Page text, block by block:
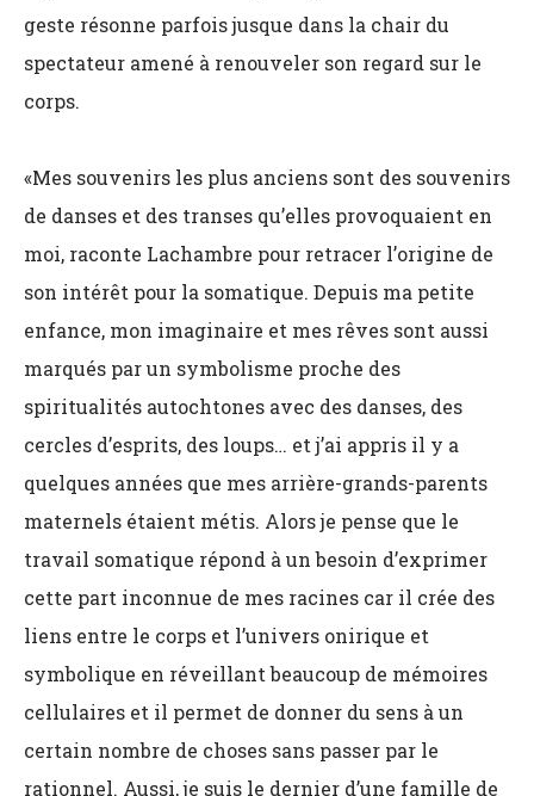
geste résonne parfois jusque dans la chair du
spectateur amené à renouveler son regard sur le
corps.
«Mes souvenirs les plus anciens sont des souvenirs
de danses et des transes qu’elles provoquaient en
moi, raconte Lachambre pour retracer l’origine de
son intérêt pour la somatique. Depuis ma petite
enfance, mon imaginaire et mes rêves sont aussi
marqués par un symbolisme proche des
spiritualités autochtones avec des danses, des
cercles d’esprits, des loups… et j’ai appris il y a
quelques années que mes arrière-grands-parents
maternels étaient métis. Alors je pense que le
travail somatique répond à un besoin d’exprimer
cette part inconnue de mes racines car il crée des
liens entre le corps et l’univers onirique et
symbolique en réveillant beaucoup de mémoires
cellulaires et il permet de donner du sens à un
certain nombre de choses sans passer par le
rationnel. Aussi, je suis le dernier d’une famille de